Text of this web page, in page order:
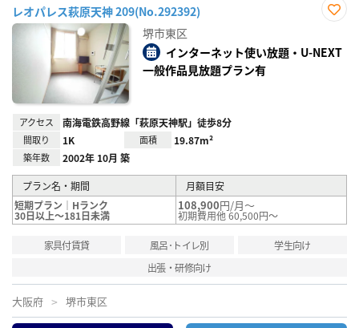
レオパレス萩原天神 209(No.292392)
り登
録
堺市東区
インターネット使い放題・U-NEXT
一般作品見放題プラン有
アクセス 南海電鉄高野線「萩原天神駅」徒歩8分
間取り 1K 面積 19.87m²
築年数 2002年 10月 築
プラン名・期間
月額目安
短期プラン｜Hランク
30日以上～181日未満
108,900円/月～
初期費用他 60,500円～
家具付賃貸 風呂･トイレ別
学生向け
出張・研修向け
大阪府 堺市東区